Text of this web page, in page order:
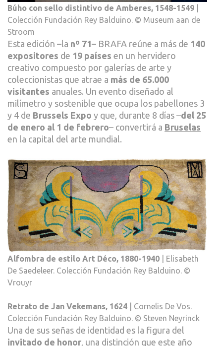
Búho con sello distintivo de Amberes, 1548-1549
Colección Fundación Rey Balduino. © Museum aan de
Stroom
Esta edición –la nº 71– BRAFA reúne a más de 140
expositores de 19 países en un hervidero
creativo compuesto por galerías de arte y
coleccionistas que atrae a más de 65.000
visitantes anuales. Un evento diseñado al
milímetro y sostenible que ocupa los pabellones 3
y 4 de Brussels Expo y que, durante 8 días –del 25
de enero al 1 de febrero– convertirá a Bruselas
en la capital del arte mundial.
Alfombra de estilo Art Déco, 1880-1940 | Elisabeth
De Saedeleer. Colección Fundación Rey Balduino. ©
Vrouyr
Retrato de Jan Vekemans, 1624 | Cornelis De Vos.
Colección Fundación Rey Balduino. © Steven Neyrinck
Una de sus señas de identidad es la figura del
invitado de honor, una distinción que este año